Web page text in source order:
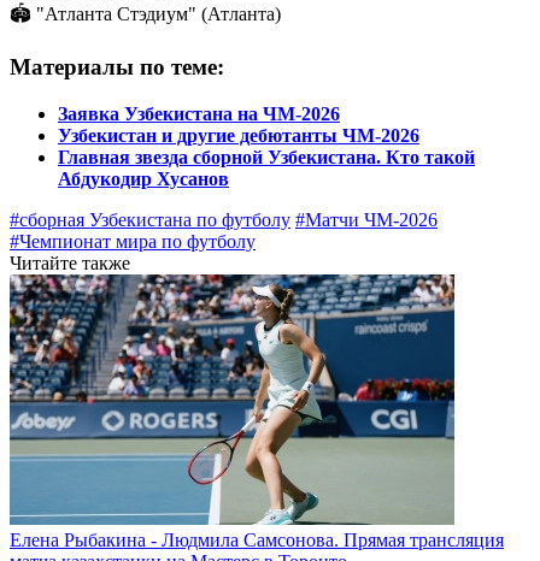
🏟 "Атланта Стэдиум" (Атланта)
Материалы по теме:
Заявка Узбекистана на ЧМ-2026
Узбекистан и другие дебютанты ЧМ-2026
Главная звезда сборной Узбекистана. Кто такой
Абдукодир Хусанов
#сборная Узбекистана по футболу #Матчи ЧМ-2026
#Чемпионат мира по футболу
Читайте также
Елена Рыбакина - Людмила Самсонова. Прямая трансляция